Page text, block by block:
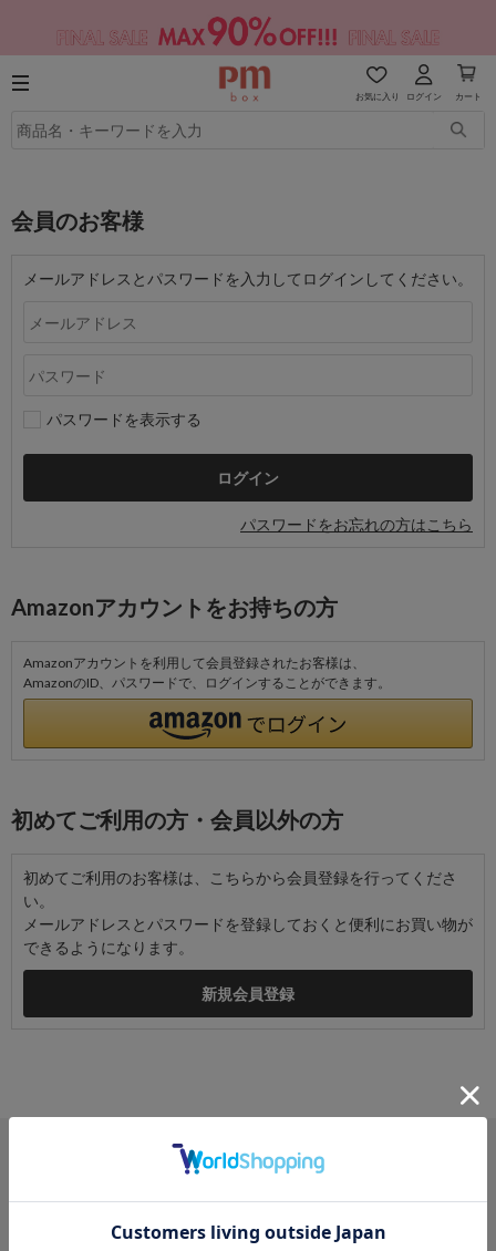
お気に入り ログイン カート
会員のお客様
メールアドレスとパスワードを入力してログインしてください。
パスワードを表示する
パスワードをお忘れの方はこちら
Amazonアカウントをお持ちの方
Amazonアカウントを利用して会員登録されたお客様は、
AmazonのID、パスワードで、ログインすることができます。
初めてご利用の方・会員以外の方
初めてご利用のお客様は、こちらから会員登録を行ってくださ
い。
メールアドレスとパスワードを登録しておくと便利にお買い物が
できるようになります。